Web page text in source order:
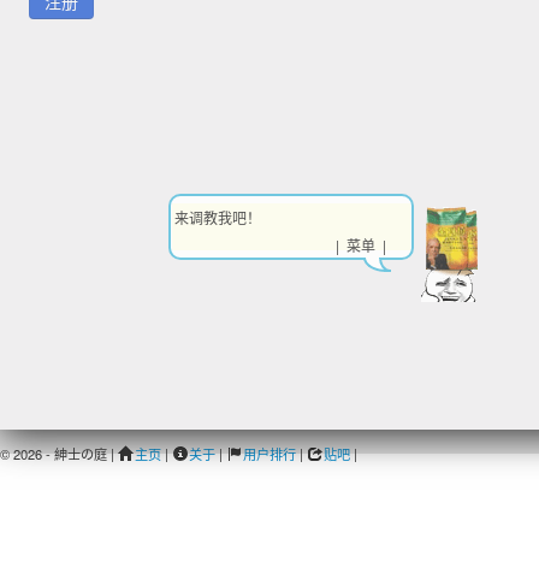
© 2026 - 紳士の庭 | 主页| 关于| 用户排行| 贴吧|
来调教我吧！
| 菜单 |